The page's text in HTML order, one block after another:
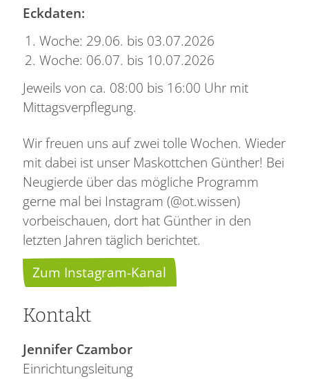
Eckdaten:
Woche: 29.06. bis 03.07.2026
Woche: 06.07. bis 10.07.2026
Jeweils von ca. 08:00 bis 16:00 Uhr mit
Mittagsverpflegung.
Wir freuen uns auf zwei tolle Wochen. Wieder
mit dabei ist unser Maskottchen Günther! Bei
Neugierde über das mögliche Programm
gerne mal bei Instagram (@ot.wissen)
vorbeischauen, dort hat Günther in den
letzten Jahren täglich berichtet.
Zum Instagram-Kanal
Kontakt
Jennifer Czambor
Einrichtungsleitung